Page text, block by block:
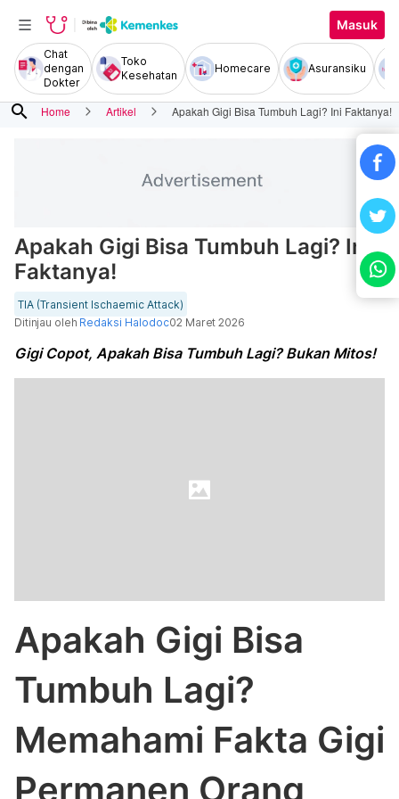
Masuk
Chat
dengan
Dokter
Toko
Kesehatan
Homecare Asuransiku
search Home Artikel Apakah Gigi Bisa Tumbuh Lagi? Ini Faktanya!
Apakah Gigi Bisa Tumbuh Lagi? Ini
Faktanya!
TIA (Transient Ischaemic Attack)
Ditinjau oleh Redaksi Halodoc02 Maret 2026
Gigi Copot, Apakah Bisa Tumbuh Lagi? Bukan Mitos!
Apakah Gigi Bisa
Tumbuh Lagi?
Memahami Fakta Gigi
Permanen Orang